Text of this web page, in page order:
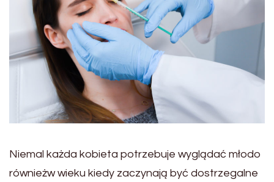
Niemal każda kobieta potrzebuje wyglądać młodo
równieżw wieku kiedy zaczynają być dostrzegalne